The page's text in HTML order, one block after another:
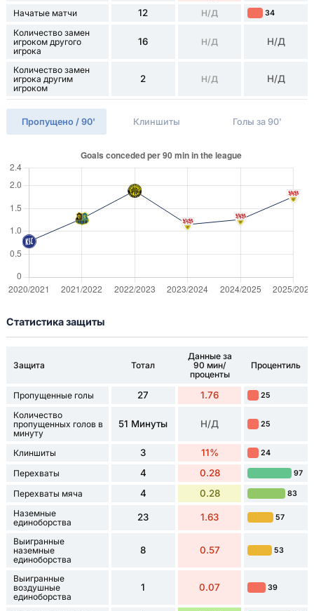
Начатые матчи 12 Н/Д 34
Количество замен
игроком другого
игрока
16 Н/Д Н/Д
Количество замен
игрока другим
игроком
2 Н/Д Н/Д
Пропущено / 90' Клиншиты Голы за 90'
Статистика защиты
Защита Тотал
Данные за
90 мин/
проценты
Процентиль
Пропущенные голы 27 1.76 25
Количество
пропущенных голов в
минуту
51 Минуты Н/Д 25
Клиншиты 3 11% 24
Перехваты 4 0.28 97
Перехваты мяча 4 0.28 83
Наземные
единоборства
23 1.63 57
Выигранные
наземные
единоборства
8 0.57 53
Выигранные
воздушные
единоборства
1 0.07 39